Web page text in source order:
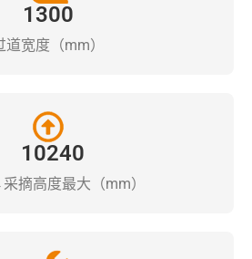
1300
道宽度（mm）
10240
摘高度最大（mm）